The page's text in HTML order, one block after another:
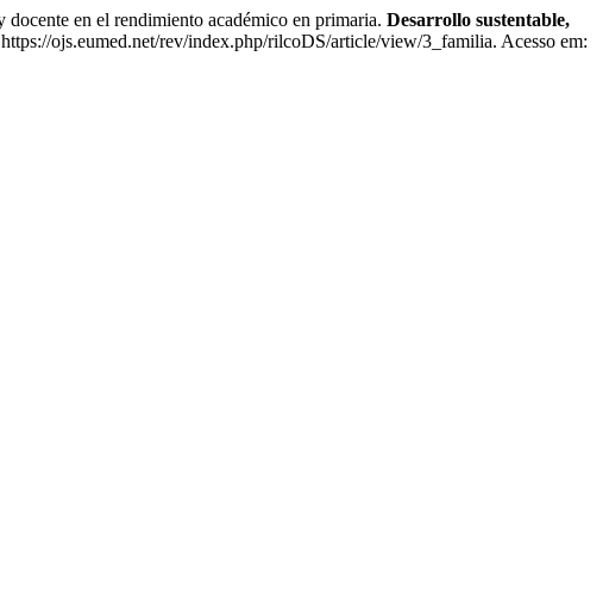
en el rendimiento académico en primaria. Desarrollo sustentable,
ojs.eumed.net/rev/index.php/rilcoDS/article/view/3_familia. Acesso em: